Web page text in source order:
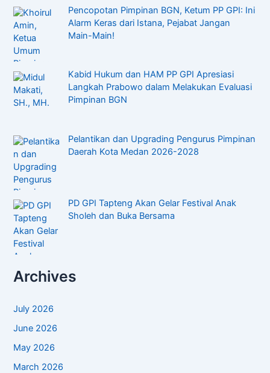
Pencopotan Pimpinan BGN, Ketum PP GPI: Ini
Alarm Keras dari Istana, Pejabat Jangan
Main-Main!
Kabid Hukum dan HAM PP GPI Apresiasi
Langkah Prabowo dalam Melakukan Evaluasi
Pimpinan BGN
Pelantikan dan Upgrading Pengurus Pimpinan
Daerah Kota Medan 2026-2028
PD GPI Tapteng Akan Gelar Festival Anak
Sholeh dan Buka Bersama
Archives
July 2026
June 2026
May 2026
March 2026